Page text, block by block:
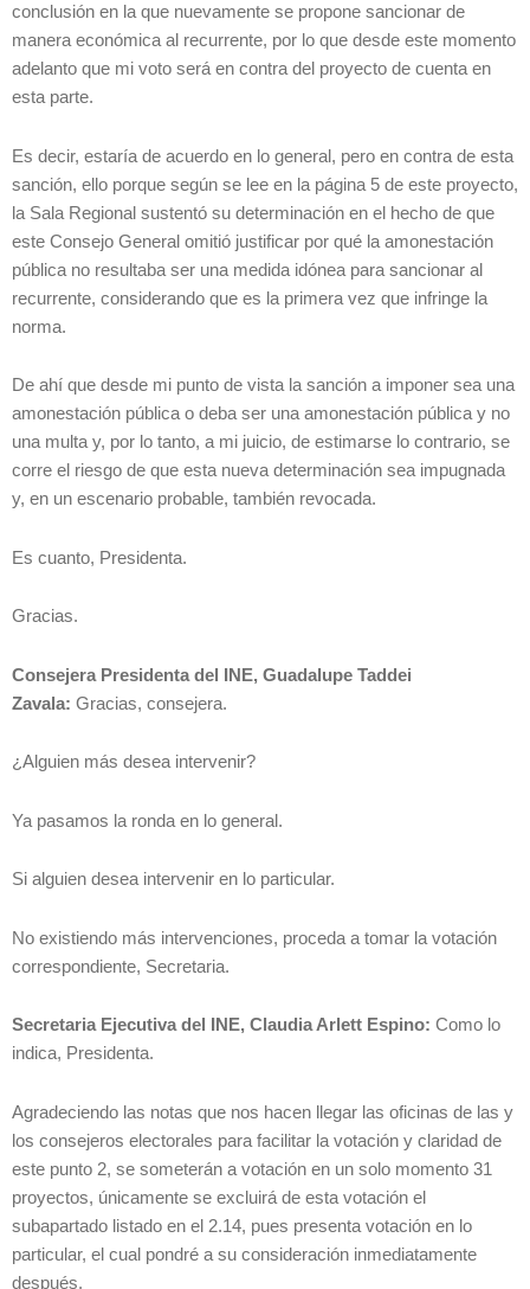
conclusión en la que nuevamente se propone sancionar de
manera económica al recurrente, por lo que desde este momento
adelanto que mi voto será en contra del proyecto de cuenta en
esta parte.
Es decir, estaría de acuerdo en lo general, pero en contra de esta
sanción, ello porque según se lee en la página 5 de este proyecto,
la Sala Regional sustentó su determinación en el hecho de que
este Consejo General omitió justificar por qué la amonestación
pública no resultaba ser una medida idónea para sancionar al
recurrente, considerando que es la primera vez que infringe la
norma.
De ahí que desde mi punto de vista la sanción a imponer sea una
amonestación pública o deba ser una amonestación pública y no
una multa y, por lo tanto, a mi juicio, de estimarse lo contrario, se
corre el riesgo de que esta nueva determinación sea impugnada
y, en un escenario probable, también revocada.
Es cuanto, Presidenta.
Gracias.
Consejera Presidenta del INE, Guadalupe Taddei
Zavala: Gracias, consejera.
¿Alguien más desea intervenir?
Ya pasamos la ronda en lo general.
Si alguien desea intervenir en lo particular.
No existiendo más intervenciones, proceda a tomar la votación
correspondiente, Secretaria.
Secretaria Ejecutiva del INE, Claudia Arlett Espino: Como lo
indica, Presidenta.
Agradeciendo las notas que nos hacen llegar las oficinas de las y
los consejeros electorales para facilitar la votación y claridad de
este punto 2, se someterán a votación en un solo momento 31
proyectos, únicamente se excluirá de esta votación el
subapartado listado en el 2.14, pues presenta votación en lo
particular, el cual pondré a su consideración inmediatamente
después.